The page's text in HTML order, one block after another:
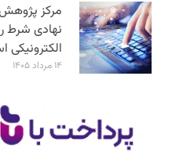
مرکز
۱۴ مرداد ۱۴۰۵